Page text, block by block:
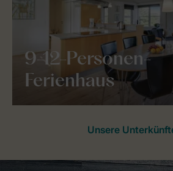
9-12-Personen-
Ferienhaus
Unsere